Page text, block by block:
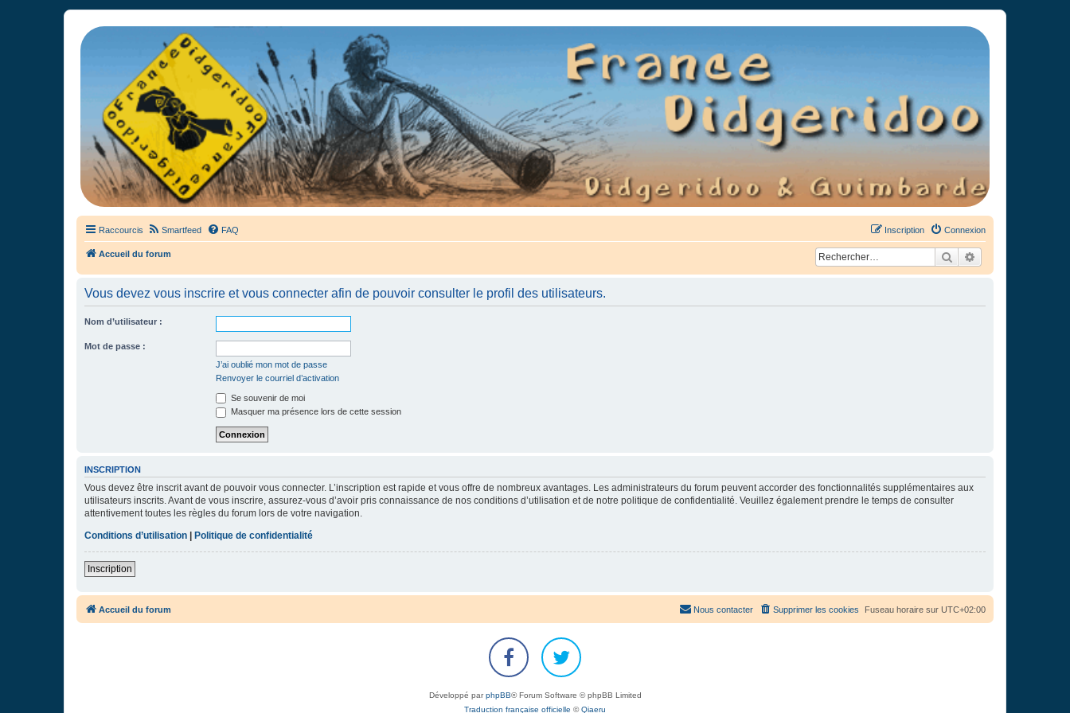
France Didgeridoo
Didgeridoo et Guimbarde sur France Didgeridoo - retrouvez la communauté.
Raccourcis Smartfeed FAQ Connexion
Inscription
Accueil du forum Rechercher
Vous devez vous inscrire et vous connecter afin de pouvoir consulter le profil des utilisateurs.
Nom d’utilisateur :
Mot de passe :
J’ai oublié mon mot de passe
Renvoyer le courriel d’activation
Se souvenir de moi
Masquer ma présence lors de cette session
INSCRIPTION
Vous devez être inscrit avant de pouvoir vous connecter. L’inscription est rapide et vous offre de nombreux avantages. Les administrateurs du forum peuvent accorder des fonctionnalités supplémentaires aux
utilisateurs inscrits. Avant de vous inscrire, assurez-vous d’avoir pris connaissance de nos conditions d’utilisation et de notre politique de confidentialité. Veuillez également prendre le temps de consulter
attentivement toutes les règles du forum lors de votre navigation.
Conditions d’utilisation
Politique de confidentialité
Inscription
Accueil du forum Fuseau horaire sur UTC+02:00
Supprimer les cookies
Nous contacter
Développé parphpBB® Forum Software © phpBB Limited
Traduction française officielle ©Qiaeru